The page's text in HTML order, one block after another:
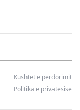
Kushtet e përdorimit
Politika e privatësisë